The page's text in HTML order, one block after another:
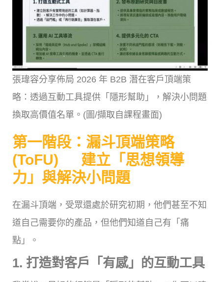
張瑋容分享佈局 2026 年 B2B 潛在客戶頂端策
略：透過互動工具提供「隱形幫助」，解決小問題
換取高價值名單。(圖/擷取自課程畫面)
第一階段：漏斗頂端策略
(ToFU) 建立「思想領導
力」與解決小問題
在漏斗頂端，受眾還處於研究初期，他們甚至不知
道自己需要你的產品，但他們知道自己有「痛
點」。
1. 打造對客戶「有感」的互動工具